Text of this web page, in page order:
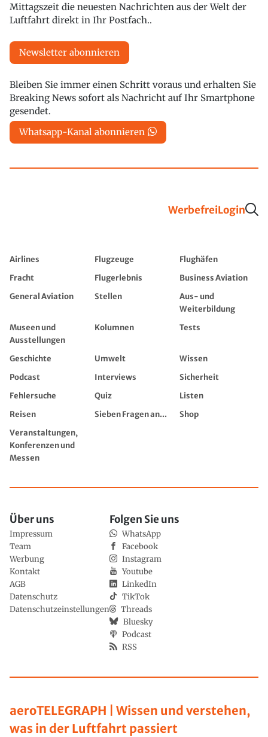
Mittagszeit die neuesten Nachrichten aus der Welt der
Luftfahrt direkt in Ihr Postfach..
Newsletter abonnieren
Bleiben Sie immer einen Schritt voraus und erhalten Sie
Breaking News sofort als Nachricht auf Ihr Smartphone
gesendet.
Whatsapp-Kanal abonnieren
WerbefreiLogin
Airlines Flugzeuge
Flughäfen
Fracht
Flugerlebnis
Business Aviation
General Aviation
Stellen
Aus- und
Weiterbildung
Museen und
Ausstellungen
Kolumnen Tests
Geschichte Umwelt
Wissen
Podcast
Interviews
Sicherheit
Fehlersuche
Quiz
Listen
Reisen
Sieben Fragen an...
Shop
Veranstaltungen,
Konferenzen und
Messen
aeroTELEGRAPH | Wissen und verstehen,
was in der Luftfahrt passiert
Über uns
Impressum
Team
Werbung
Kontakt
AGB
Datenschutz
Datenschutzeinstellungen
Folgen Sie uns
WhatsApp
Facebook
Instagram
Youtube
LinkedIn
TikTok
Threads
Bluesky
Podcast
RSS